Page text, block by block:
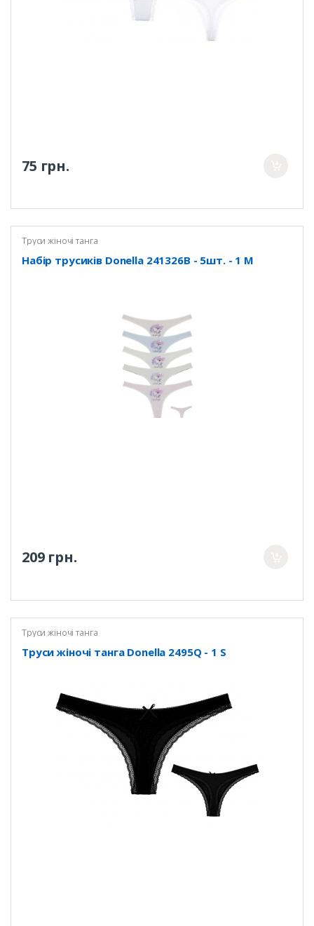
75 грн.
Труси жіночі танга
Набір трусиків Donella 241326B - 5шт. - 1 M
209 грн.
Труси жіночі танга
Труси жіночі танга Donella 2495Q - 1 S